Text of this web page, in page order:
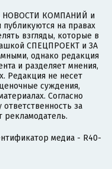
НОВОСТИ КОМПАНИЙ и
на правах
взгляды, которые в
СПЕЦПРОЕКТ и ЗА
однако редакция
и разделяет мнения,
Редакция не несет
суждения,
Согласно
за
медиа - R40-